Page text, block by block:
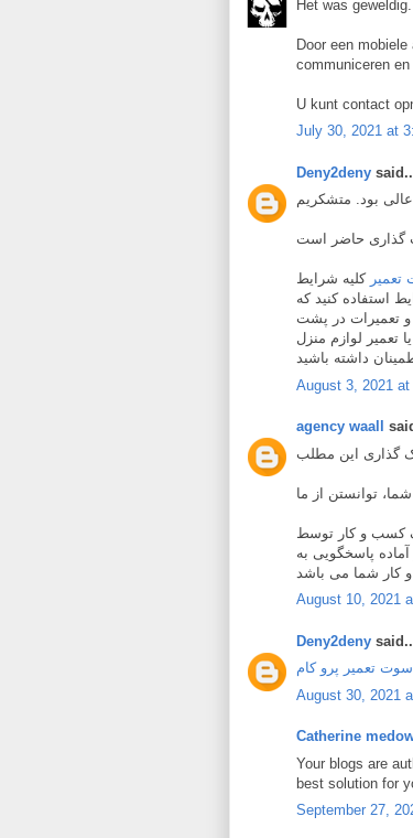
Het was
Door een
communiceren
U kunt contact
July 30, 2021 at
Deny2deny
کلیه شرایط
استفاده کنید که
و تعمیرات در پشت
لوازم منزل
August 3, 2021 at
agency waall
توانستن از ما
کسب و کار توسط
پاسخگویی به
August 10, 2021
Deny2deny
تعمیر پرو کام
August 30, 2021
Catherine
Your blogs are
best solution for
September 27,